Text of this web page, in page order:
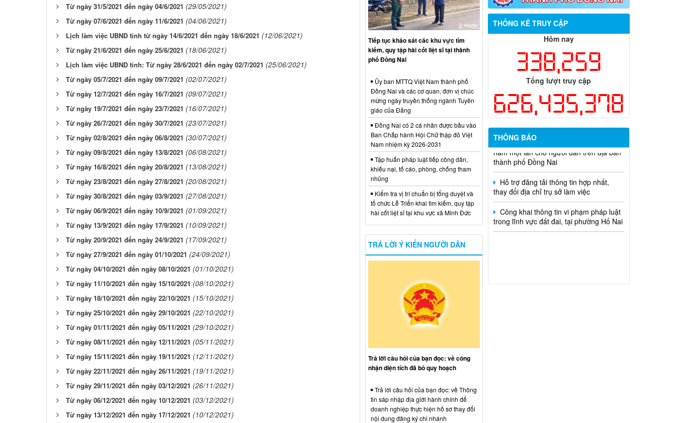
Từ ngày 31/5/2021 đến ngày 04/6/2021 (29/05/2021)
Từ ngày 07/6/2021 đến ngày 11/6/2021 (04/06/2021)
Lịch làm việc UBND tỉnh từ ngày 14/6/2021 đến ngày 18/6/2021 (12/06/2021)
Từ ngày 21/6/2021 đến ngày 25/6/2021 (18/06/2021)
Lịch làm việc UBND tỉnh: Từ ngày 28/6/2021 đến ngày 02/7/2021 (25/06/2021)
Từ ngày 05/7/2021 đến ngày 09/7/2021 (02/07/2021)
Từ ngày 12/7/2021 đến ngày 16/7/2021 (09/07/2021)
Từ ngày 19/7/2021 đến ngày 23/7/2021 (16/07/2021)
Từ ngày 26/7/2021 đến ngày 30/7/2021 (23/07/2021)
Từ ngày 02/8/2021 đến ngày 06/8/2021 (30/07/2021)
Từ ngày 09/8/2021 đến ngày 13/8/2021 (06/08/2021)
Từ ngày 16/8/2021 đến ngày 20/8/2021 (13/08/2021)
Từ ngày 23/8/2021 đến ngày 27/8/2021 (20/08/2021)
Từ ngày 30/8/2021 đến ngày 03/9/2021 (27/08/2021)
Từ ngày 06/9/2021 đến ngày 10/9/2021 (01/09/2021)
Từ ngày 13/9/2021 đến ngày 17/9/2021 (10/09/2021)
Từ ngày 20/9/2021 đến ngày 24/9/2021 (17/09/2021)
Từ ngày 27/9/2021 đến ngày 01/10/2021 (24/09/2021)
Từ ngày 04/10/2021 đến ngày 08/10/2021 (01/10/2021)
Từ ngày 11/10/2021 đến ngày 15/10/2021 (08/10/2021)
Từ ngày 18/10/2021 đến ngày 22/10/2021 (15/10/2021)
Từ ngày 25/10/2021 đến ngày 29/10/2021 (22/10/2021)
Từ ngày 01/11/2021 đến ngày 05/11/2021 (29/10/2021)
Từ ngày 08/11/2021 đến ngày 12/11/2021 (05/11/2021)
Từ ngày 15/11/2021 đến ngày 19/11/2021 (12/11/2021)
Từ ngày 22/11/2021 đến ngày 26/11/2021 (19/11/2021)
Từ ngày 29/11/2021 đến ngày 03/12/2021 (26/11/2021)
Từ ngày 06/12/2021 đến ngày 10/12/2021 (03/12/2021)
Từ ngày 13/12/2021 đến ngày 17/12/2021 (10/12/2021)
THỐNG KÊ TRUY CẬP
Hôm nay
338,259
Tổng lượt truy cập
626,435,378
THÔNG BÁO
Thông báo về việc tuyển dụng viên
chức năm 2026
Thông báo tuyển chọn tổ chức và cá
nhân chủ trì thực hiện nhiệm vụ khoa
học và công nghệ cấp thành phố sử
dụng ngân sách nhà nước đặt hàng thực
hiện năm 2026 (đợt 1) lần 3
Kế hoạch Thông tin, tuyên truyền triển
khai Kế hoạch Khám sức khỏe định kỳ
năm một lần cho người dân trên địa bàn
thành phố Đồng Nai
Hỗ trợ đăng tải thông tin hợp nhất,
thay đổi địa chỉ trụ sở làm việc
Công khai thông tin vi phạm pháp luật
trong lĩnh vực đất đai, tại phường Hố Nai
Tiếp tục khảo sát các khu vực tìm
kiếm, quy tập hài cốt liệt sĩ tại thành
phố Đồng Nai
Ủy ban MTTQ Việt Nam thành phố
Đồng Nai và các cơ quan, đơn vị chúc
mừng ngày truyền thống ngành Tuyên
giáo của Đảng
Đồng Nai có 2 cá nhân được bầu vào
Ban Chấp hành Hội Chữ thập đỏ Việt
Nam nhiệm kỳ 2026-2031
Tập huấn pháp luật tiếp công dân,
khiếu nại, tố cáo, phòng, chống tham
nhũng
Kiểm tra vị trí chuẩn bị tổng duyệt và
tổ chức Lễ Triển khai tìm kiếm, quy tập
hài cốt liệt sĩ tại khu vực xã Minh Đức
TRẢ LỜI Ý KIẾN NGƯỜI DÂN
Trả lời câu hỏi của bạn đọc: về công
nhận diện tích đã bỏ quy hoạch
Trả lời câu hỏi của bạn đọc: về Thông
tin sáp nhập địa giới hành chính để
doanh nghiệp thực hiện hồ sơ thay đổi
nội dung đăng ký chi nhánh